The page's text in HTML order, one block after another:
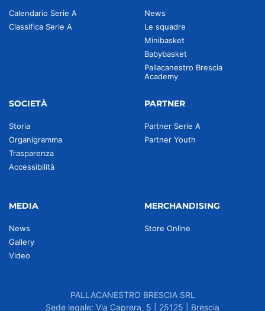
Calendario Serie A
Classifica Serie A
News
Le squadre
Minibasket
Babybasket
Pallacanestro Brescia
Academy
SOCIETÀ
Storia
Organigramma
Trasparenza
Accessibilità
PARTNER
Partner Serie A
Partner Youth
MEDIA
News
Gallery
Video
MERCHANDISING
Store Online
PALLACANESTRO BRESCIA SRL
Sede legale: Via Caprera, 5 | 25125 | Brescia